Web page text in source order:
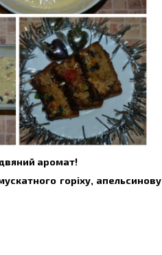
аромат!
горіху, апельсинову